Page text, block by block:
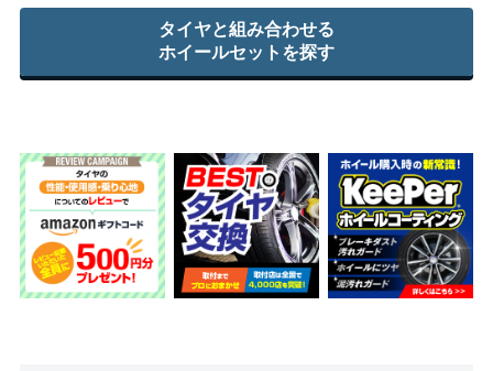
タイヤと組み合わせる
ホイールセットを探す